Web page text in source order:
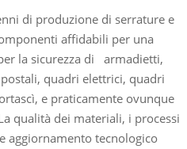
di produzione di serrature e
affidabili per una
la sicurezza di armadietti,
quadri elettrici, quadri
e praticamente ovunque
qualità dei materiali, i processi
aggiornamento tecnologico